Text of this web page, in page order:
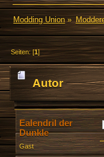
Modding Union»
Seiten: [1]
Autor
Ealendril der
Dunkle
Gast